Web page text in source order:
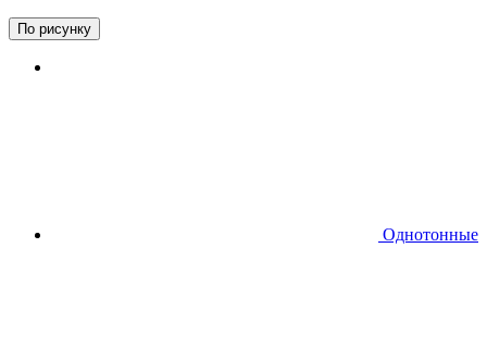
По рисунку
Однотонные